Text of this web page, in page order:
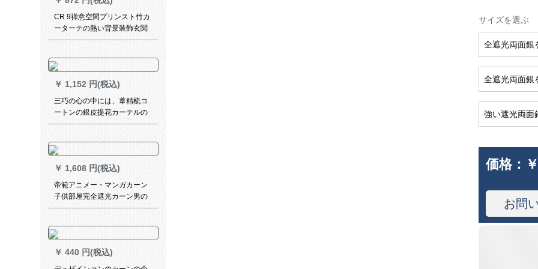
CR 9禅意空間プリンスト竹カ
ーターテの熱い背景装飾玄関
掛画遮光茶楼禅の悟MK-ZL
￥ 1,152 円(税込)
三巧の心の中には、葦精梳コ
ートンの銀皮提花カーテルの
結婚をお祝いする田園リビア
青い布-打孔(ナノリング)1枚2
メトルの幅*2.7高可調
￥ 1,608 円(税込)
帝範アニメー・マンガカーン
子供部屋完全遮光カーン男の
子寝室出窓ブリーフーキング
布テーン【打孔款】幅4.5*高
度传言
￥ 440 円(税込)
サイズを選ぶ
全遮光両面銀
全遮光両面銀
強い遮光両面
価格：
お問